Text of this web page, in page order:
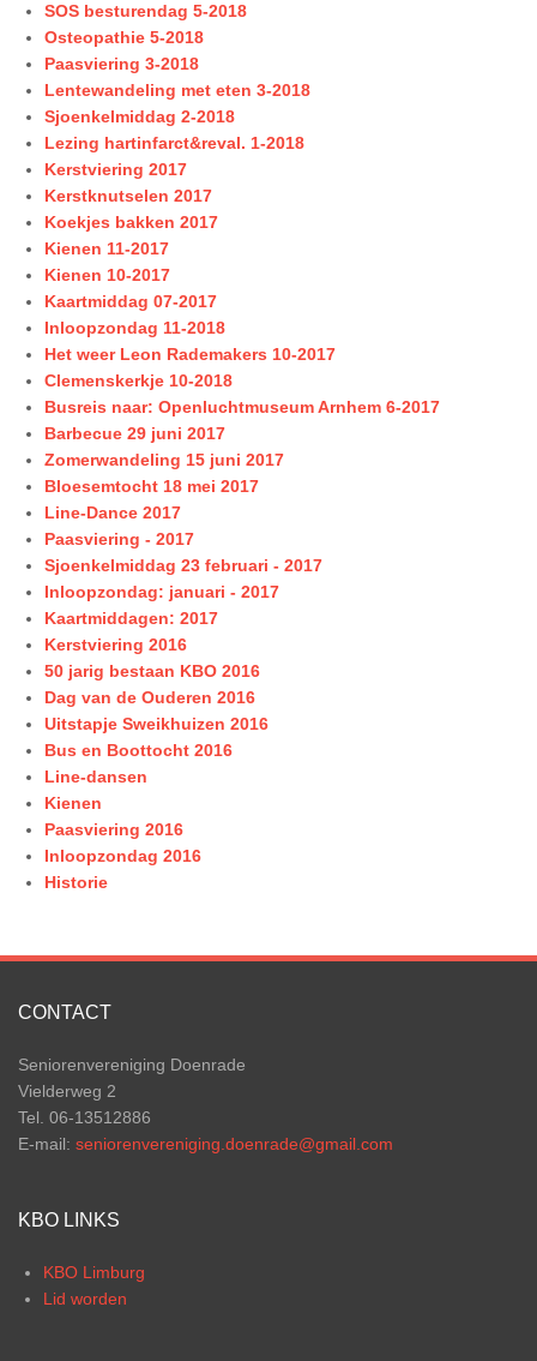
SOS besturendag 5-2018
Osteopathie 5-2018
Paasviering 3-2018
Lentewandeling met eten 3-2018
Sjoenkelmiddag 2-2018
Lezing hartinfarct&reval. 1-2018
Kerstviering 2017
Kerstknutselen 2017
Koekjes bakken 2017
Kienen 11-2017
Kienen 10-2017
Kaartmiddag 07-2017
Inloopzondag 11-2018
Het weer Leon Rademakers 10-2017
Clemenskerkje 10-2018
Busreis naar: Openluchtmuseum Arnhem 6-2017
Barbecue 29 juni 2017
Zomerwandeling 15 juni 2017
Bloesemtocht 18 mei 2017
Line-Dance 2017
Paasviering - 2017
Sjoenkelmiddag 23 februari - 2017
Inloopzondag: januari - 2017
Kaartmiddagen: 2017
Kerstviering 2016
50 jarig bestaan KBO 2016
Dag van de Ouderen 2016
Uitstapje Sweikhuizen 2016
Bus en Boottocht 2016
Line-dansen
Kienen
Paasviering 2016
Inloopzondag 2016
Historie
CONTACT
Seniorenvereniging Doenrade
Vielderweg 2
Tel. 06-13512886
E-mail: seniorenvereniging.doenrade@gmail.com
KBO LINKS
KBO Limburg
Lid worden